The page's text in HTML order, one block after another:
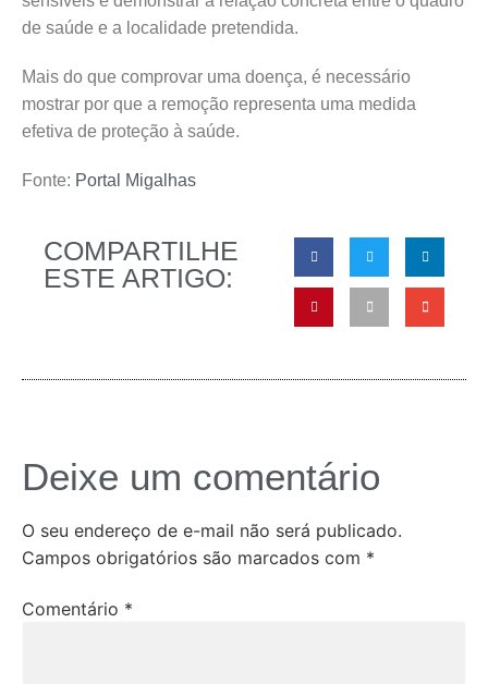
de saúde e a localidade pretendida.
Mais do que comprovar uma doença, é necessário
mostrar por que a remoção representa uma medida
efetiva de proteção à saúde.
Fonte: Portal Migalhas
COMPARTILHE
ESTE ARTIGO:
Deixe um comentário
O seu endereço de e-mail não será publicado.
Campos obrigatórios são marcados com *
Comentário *